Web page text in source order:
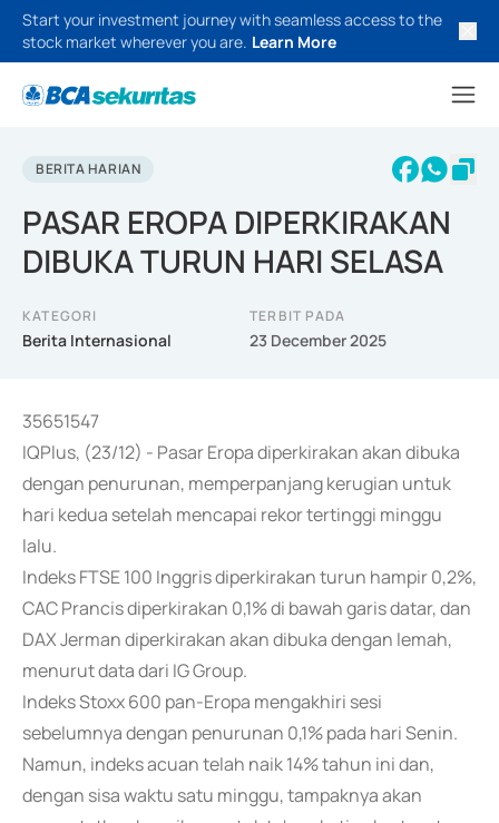
Start your investment journey with seamless access to the
stock market wherever you are. Learn More
BERITA HARIAN
PASAR EROPA DIPERKIRAKAN
DIBUKA TURUN HARI SELASA
KATEGORI
Berita Internasional
TERBIT PADA
23 December 2025
35651547
IQPlus, (23/12) - Pasar Eropa diperkirakan akan dibuka
dengan penurunan, memperpanjang kerugian untuk
hari kedua setelah mencapai rekor tertinggi minggu
lalu.
Indeks FTSE 100 Inggris diperkirakan turun hampir 0,2%,
CAC Prancis diperkirakan 0,1% di bawah garis datar, dan
DAX Jerman diperkirakan akan dibuka dengan lemah,
menurut data dari IG Group.
Indeks Stoxx 600 pan-Eropa mengakhiri sesi
sebelumnya dengan penurunan 0,1% pada hari Senin.
Namun, indeks acuan telah naik 14% tahun ini dan,
dengan sisa waktu satu minggu, tampaknya akan